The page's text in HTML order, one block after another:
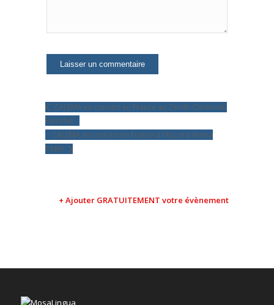
CALEMA en concert en France au Zénith Clermont-
Ferrand
CALEMA en concert en France à l’Accord Arena
PARIS
+ Ajouter GRATUITEMENT votre évènement